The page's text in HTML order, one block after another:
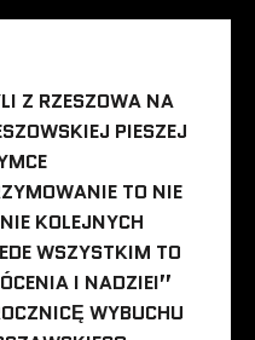
Z RZESZOWA NA
PIESZEJ
TO NIE
KOLEJNYCH
WSZYSTKIM TO
I NADZIEI”
WYBUCHU